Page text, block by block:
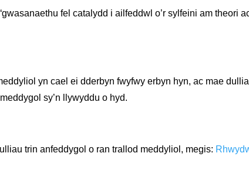
fel catalydd i ailfeddwl o’r sylfeini am theori
yn cael ei dderbyn fwyfwy erbyn hyn, ac mae
sy’n llywyddu o hyd.
trin anfeddygol o ran trallod meddyliol, megis: